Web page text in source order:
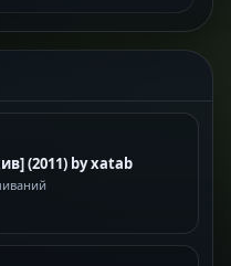
(2011) by xatab